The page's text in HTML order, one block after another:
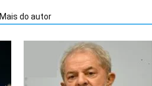
Mais do autor